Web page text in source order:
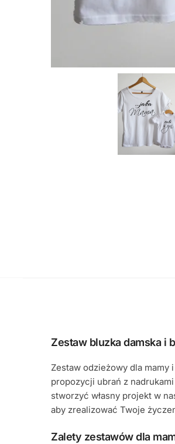
Zestaw bluzka damska i
Zestaw odzieżowy dla mamy
propozycji ubrań z
stworzyć własny projekt w
aby zrealizować Twoje
Zalety zestawów dla